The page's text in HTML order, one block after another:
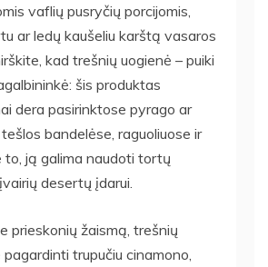
vaflių pusryčių porcijomis,
ar ledų kaušeliu karštą vasaros
kad trešnių uogienė – puiki
šis produktas
dera pasirinktose pyrago ar
bandelėse, raguoliuose ir
to, ją galima naudoti tortų
desertų įdarui.
prieskonių žaismą, trešnių
trupučiu cinamono,